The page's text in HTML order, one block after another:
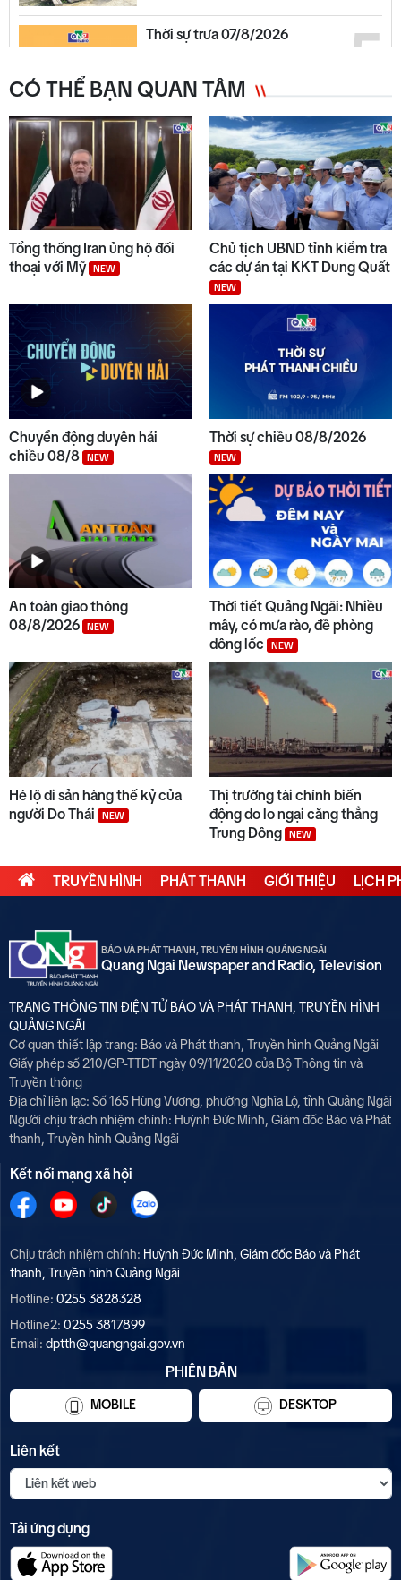
5
Thời sự trưa 07/8/2026
6
45 giây 1 chạm ngày 07/8
7
Chuyển động duyên hải trưa
07/8
8
Thế giới trưa 07/8
9
Nâng cấp hệ thống thủy lợi hồ
Núi Ngang - Liệt Sơn
10
Thời sự sáng 07/8/2026
CÓ THỂ BẠN QUAN TÂM
Tổng thống Iran ủng hộ đối
thoại với Mỹ NEW
Chủ tịch UBND tỉnh kiểm tra
các dự án tại KKT Dung Quất
NEW
Chuyển động duyên hải
chiều 08/8
NEW
Thời sự chiều 08/8/2026
NEW
An toàn giao thông
08/8/2026
NEW
Thời tiết Quảng Ngãi: Nhiều
mây, có mưa rào, đề phòng
dông lốc
NEW
Hé lộ di sản hàng thế kỷ của
người Do Thái
NEW
Thị trường tài chính biến
động do lo ngại căng thẳng
Trung Đông
NEW
TRUYỀN HÌNH PHÁT THANH GIỚI THIỆU LỊCH
BÁO VÀ PHÁT THANH, TRUYỀN HÌNH QUẢNG NGÃI
Quang Ngai Newspaper and Radio, Television
TRANG THÔNG TIN ĐIỆN TỬ BÁO VÀ PHÁT THANH, TRUYỀN HÌNH
QUẢNG NGÃI
Cơ quan thiết lập trang: Báo và Phát thanh, Truyền hình Quảng Ngãi
Giấy phép số 210/GP-TTĐT ngày 09/11/2020 của Bộ Thông tin và
Truyền thông
Địa chỉ liên lạc: Số 165 Hùng Vương, phường Nghĩa Lộ, tỉnh Quảng Ngãi
Người chịu trách nhiệm chính: Huỳnh Đức Minh, Giám đốc Báo và Phát
thanh, Truyền hình Quảng Ngãi
Kết nối mạng xã hội
Chịu trách nhiệm chính: Huỳnh Đức Minh, Giám đốc Báo và Phát
thanh, Truyền hình Quảng Ngãi
Hotline: 0255 3828328
Hotline2: 0255 3817899
Email: dptth@quangngai.gov.vn
PHIÊN BẢN
MOBILE DESKTOP
Liên kết
Tải ứng dụng